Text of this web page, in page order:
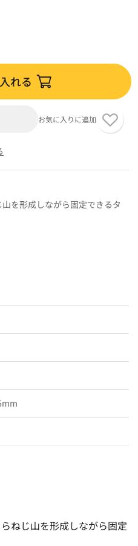
れる
お気に入りに追加
を形成しながら固定できるタ
ねじ山を形成しながら固定